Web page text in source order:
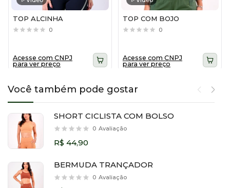
Você também pode gostar
SHORT CICLISTA COM BOLSO
0 Avaliação
R$ 44,90
BERMUDA TRANÇADOR
0 Avaliação
TOP ALCINHA
0
Acesse com CNPJ
para ver preço
TOP COM BOJO
0
Acesse com CNPJ
para ver preço